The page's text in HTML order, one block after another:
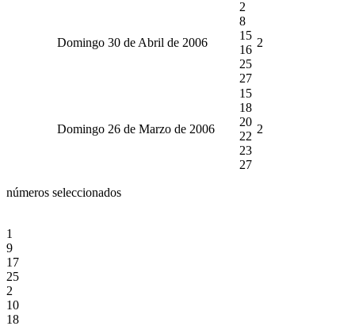
Domingo 30 de Abril de 2006
2
8
15
16
25
27
2
Domingo 26 de Marzo de 2006
15
18
20
22
23
27
2
números seleccionados
1
9
17
25
2
10
18